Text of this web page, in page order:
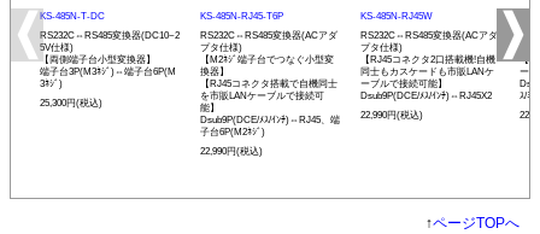
KS-485N-T-DC
RS232C⇔RS485変換器(DC10~2
5V仕様)
【両側端子台小型変換器】
端子台3P(M3ﾈｼﾞ)⇔端子台6P(M
3ﾈｼﾞ)
25,300円(税込)
KS-485N-RJ45-T6P
RS232C⇔RS485変換器(ACアダ
プタ仕様)
【M2ﾈｼﾞ端子台でつなぐ小型変
換器】
【RJ45コネクタ搭載で自機同士
を市販LANケーブルで接続可
能】
Dsub9P(DCE/ﾒｽ/ｲﾝﾁ)⇔RJ45、端
子台6P(M2ﾈｼﾞ)
22,990円(税込)
KS-485N-RJ45W
RS232C⇔RS485変換器(ACアダ
プタ仕様)
【RJ45コネクタ2口搭載機!自機
同士もカスケードも市販LANケ
ーブルで接続可能】
Dsub9P(DCE/ﾒｽ/ｲﾝﾁ)⇔RJ45X2
22,990円(税込)
【
ー
ｽ/ﾐﾘ)
↑ページTOPへ